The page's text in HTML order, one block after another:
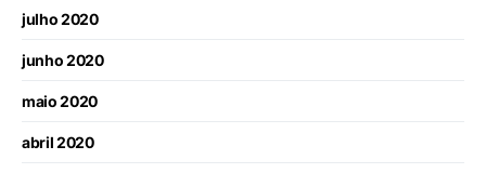
julho 2020
junho 2020
maio 2020
abril 2020